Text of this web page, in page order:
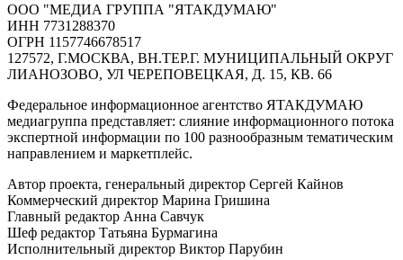
ООО "МЕДИА ГРУППА "ЯТАКДУМАЮ"
ИНН 7731288370
ОГРН 1157746678517
127572, Г.МОСКВА, ВН.ТЕР.Г. МУНИЦИПАЛЬНЫЙ ОКРУГ
ЛИАНОЗОВО, УЛ ЧЕРЕПОВЕЦКАЯ, Д. 15, КВ. 66
Федеральное информационное агентство ЯТАКДУМАЮ
медиагруппа представляет: слияние информационного потока
экспертной информации по 100 разнообразным тематическим
направлением и маркетплейс.
Автор проекта, генеральный директор Сергей Кайнов
Коммерческий директор Марина Гришина
Главный редактор Анна Савчук
Шеф редактор Татьяна Бурмагина
Исполнительный директор Виктор Парубин